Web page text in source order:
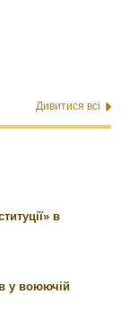
Дивитися всі
в
у воюючій